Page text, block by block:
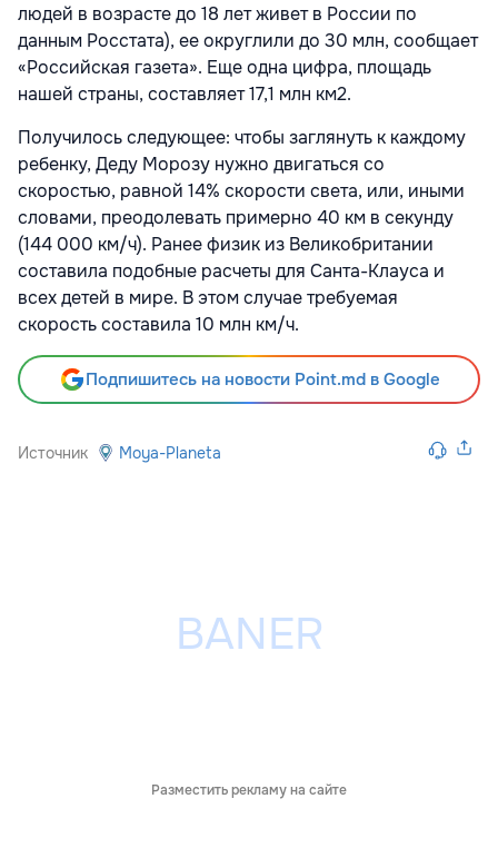
людей в возрасте до 18 лет живет в России по
данным Росстата), ее округлили до 30 млн, сообщает
«Российская газета». Еще одна цифра, площадь
нашей страны, составляет 17,1 млн км2.
Получилось следующее: чтобы заглянуть к каждому
ребенку, Деду Морозу нужно двигаться со
скоростью, равной 14% скорости света, или, иными
словами, преодолевать примерно 40 км в секунду
(144 000 км/ч). Ранее физик из Великобритании
составила подобные расчеты для Санта-Клауса и
всех детей в мире. В этом случае требуемая
скорость составила 10 млн км/ч.
Подпишитесь на новости Point.md в Google
Источник Moya-Planeta
Разместить рекламу на сайте